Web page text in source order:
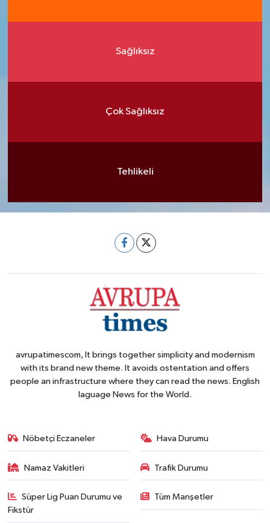
Sağlıksız
Çok Sağlıksız
Tehlikeli
avrupatimescom, It brings together simplicity and modernism
with its brand new theme. It avoids ostentation and offers
people an infrastructure where they can read the news. English
laguage News for the World.
Nöbetçi Eczaneler Hava Durumu
Namaz Vakitleri Trafik Durumu
Süper Lig Puan Durumu ve
Fikstür
Tüm Manşetler